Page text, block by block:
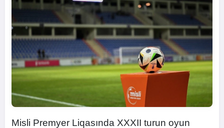
Misli Premyer Liqasında XXXII turun oyun